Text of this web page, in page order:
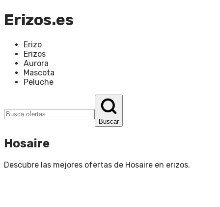
Erizos.es
Erizo
Erizos
Aurora
Mascota
Peluche
Buscar
Hosaire
Descubre las mejores ofertas de Hosaire en erizos.